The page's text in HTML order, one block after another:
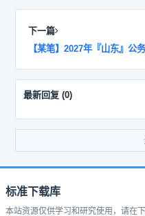
下一篇
【某笔】2027年『山东』公
最新回复 (0)
标准下载库
本站资源仅供学习和研究使用，请在